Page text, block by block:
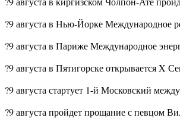
?9 августа в Нью-Йорке Международное
?9 августа в Париже Международное
?9 августа в Пятигорске открывается X
?9 августа стартует 1-й Московский
?9 августа пройдет прощание с певцом